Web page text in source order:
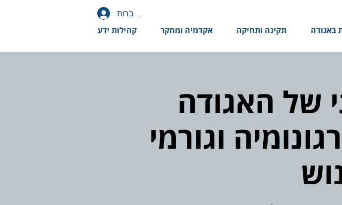
באגודה תקינה ותחיקה אקדמיה ומחקר קהילות ידע
להתחברות
של האגודה
וגורמי